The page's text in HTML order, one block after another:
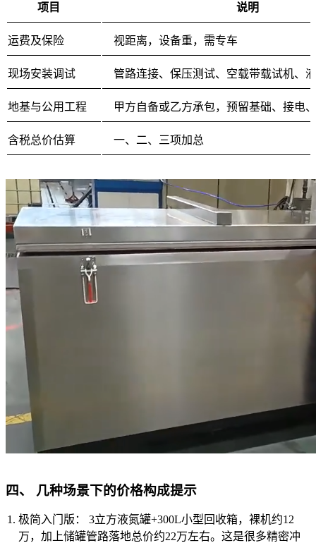
项目 说明
运费及保险 视距离，设备重，需专车
现场安装调试 管路连接、保压测试、空载带载试机、
地基与公用工程 甲方自备或乙方承包，预留基础、接电
含税总价估算 一、二、三项加总
四、 几种场景下的价格构成提示
极简入门版： 3立方液氮罐+300L小型回收箱，裸机约12
万，加上储罐管路落地总价约22万左右。这是很多精密冲